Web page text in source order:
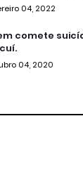
04, 2022
comete
04, 2020